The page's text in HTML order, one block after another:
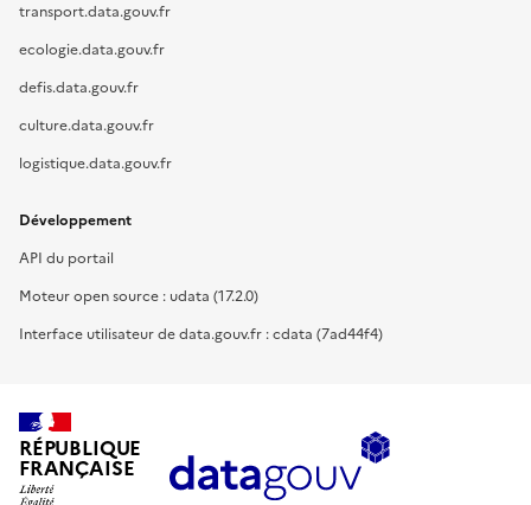
transport.data.gouv.fr
ecologie.data.gouv.fr
defis.data.gouv.fr
culture.data.gouv.fr
logistique.data.gouv.fr
Développement
API du portail
Moteur open source : udata (17.2.0)
Interface utilisateur de data.gouv.fr : cdata (7ad44f4)
RÉPUBLIQUE
FRANÇAISE